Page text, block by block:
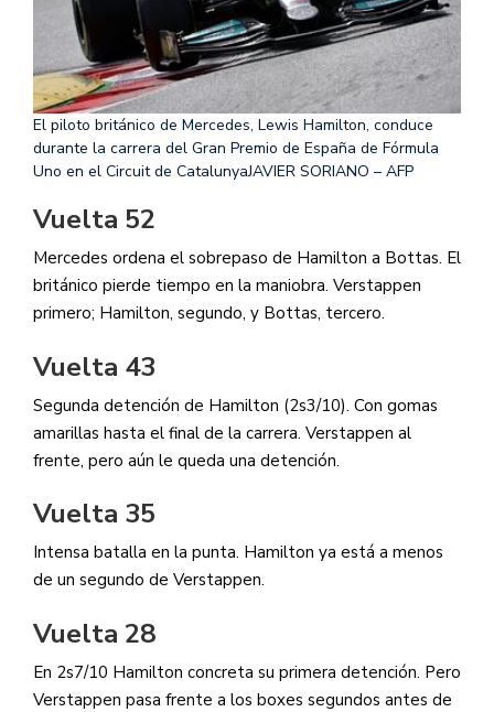
El piloto británico de Mercedes, Lewis Hamilton, conduce
durante la carrera del Gran Premio de España de Fórmula
Uno en el Circuit de CatalunyaJAVIER SORIANO – AFP
Vuelta 52
Mercedes ordena el sobrepaso de Hamilton a Bottas. El
británico pierde tiempo en la maniobra. Verstappen
primero; Hamilton, segundo, y Bottas, tercero.
Vuelta 43
Segunda detención de Hamilton (2s3/10). Con gomas
amarillas hasta el final de la carrera. Verstappen al
frente, pero aún le queda una detención.
Vuelta 35
Intensa batalla en la punta. Hamilton ya está a menos
de un segundo de Verstappen.
Vuelta 28
En 2s7/10 Hamilton concreta su primera detención. Pero
Verstappen pasa frente a los boxes segundos antes de